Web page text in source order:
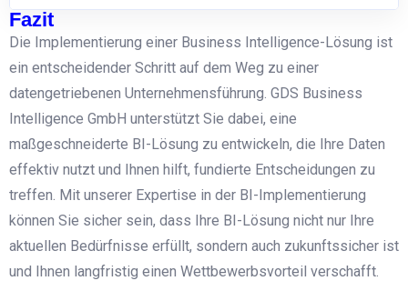
Fazit
Die Implementierung einer Business Intelligence-Lösung ist
ein entscheidender Schritt auf dem Weg zu einer
datengetriebenen Unternehmensführung. GDS Business
Intelligence GmbH unterstützt Sie dabei, eine
maßgeschneiderte BI-Lösung zu entwickeln, die Ihre Daten
effektiv nutzt und Ihnen hilft, fundierte Entscheidungen zu
treffen. Mit unserer Expertise in der BI-Implementierung
können Sie sicher sein, dass Ihre BI-Lösung nicht nur Ihre
aktuellen Bedürfnisse erfüllt, sondern auch zukunftssicher ist
und Ihnen langfristig einen Wettbewerbsvorteil verschafft.